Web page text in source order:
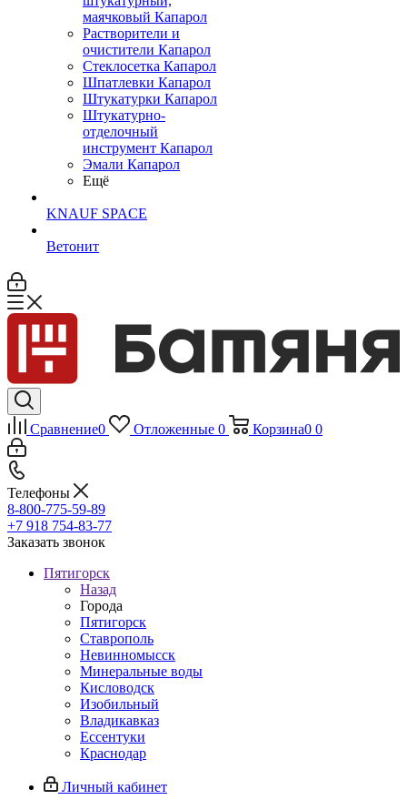
маячковый Капарол
Растворители и
очистители Капарол
Cтеклосетка Капарол
Шпатлевки Капарол
Штукатурки Капарол
Штукатурно-
отделочный
инструмент Капарол
Эмали Капарол
Ещё
KNAUF SPACE
Ветонит
Сравнение0 Отложенные 0 Корзина0 0
Телефоны
8-800-775-59-89
+7 918 754-83-77
Заказать звонок
Пятигорск
Назад
Города
Пятигорск
Ставрополь
Невинномысск
Минеральные воды
Кисловодск
Изобильный
Владикавказ
Ессентуки
Краснодар
Личный кабинет